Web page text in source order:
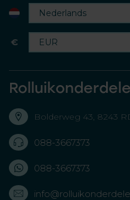
€
Bolderweg 43, 8243
088-3667373
088-3667373